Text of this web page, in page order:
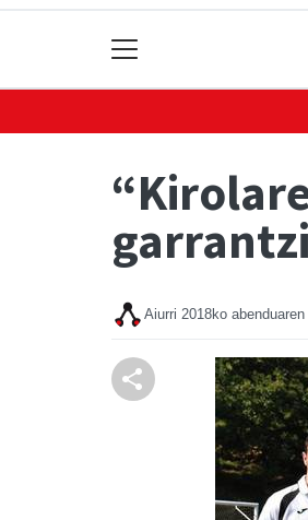
Aiurri 2018ko abenduaren